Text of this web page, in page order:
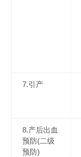
7.引产
8.产后出血
预防(二级
预防)